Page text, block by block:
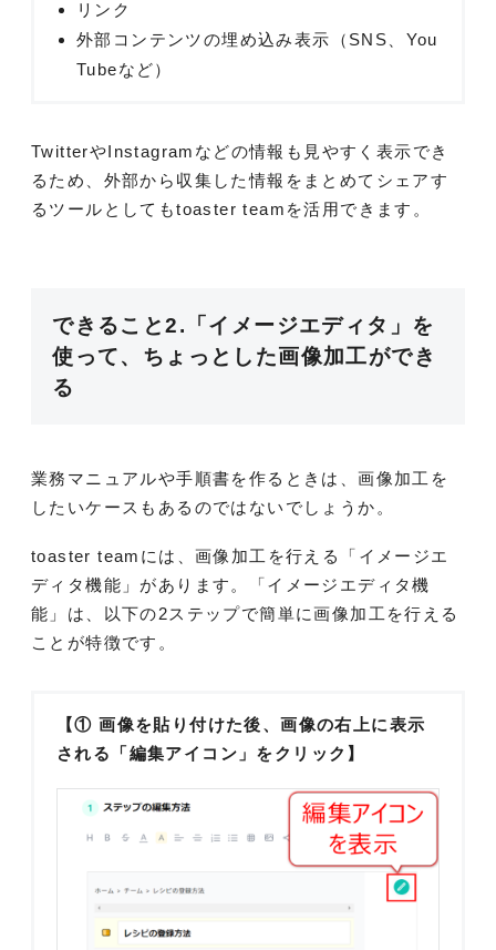
リンク
外部コンテンツの埋め込み表示（SNS、You
Tubeなど）
TwitterやInstagramなどの情報も見やすく表示でき
るため、外部から収集した情報をまとめてシェアす
るツールとしてもtoaster teamを活用できます。
できること2.「イメージエディタ」を
使って、ちょっとした画像加工ができ
る
業務マニュアルや手順書を作るときは、画像加工を
したいケースもあるのではないでしょうか。
toaster teamには、画像加工を行える「イメージエ
ディタ機能」があります。「イメージエディタ機
能」は、以下の2ステップで簡単に画像加工を行える
ことが特徴です。
【① 画像を貼り付けた後、画像の右上に表示
される「編集アイコン」をクリック】